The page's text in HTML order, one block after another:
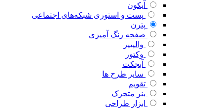
آیکون
پست و استوری شبکه‌های اجتماعی
پترن
صفحه رنگ آمیزی
والپیپر
وکتور
آبجکت
سایر طرح ها
تقویم
بنر متحرک
ابزار طراحی